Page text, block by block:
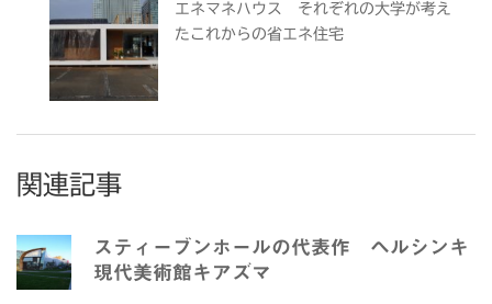
エネマネハウス それぞれの大学が考え
たこれからの省エネ住宅
関連記事
スティーブンホールの代表作 ヘルシンキ
現代美術館キアズマ